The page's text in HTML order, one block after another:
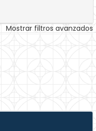
Mostrar filtros avanzados